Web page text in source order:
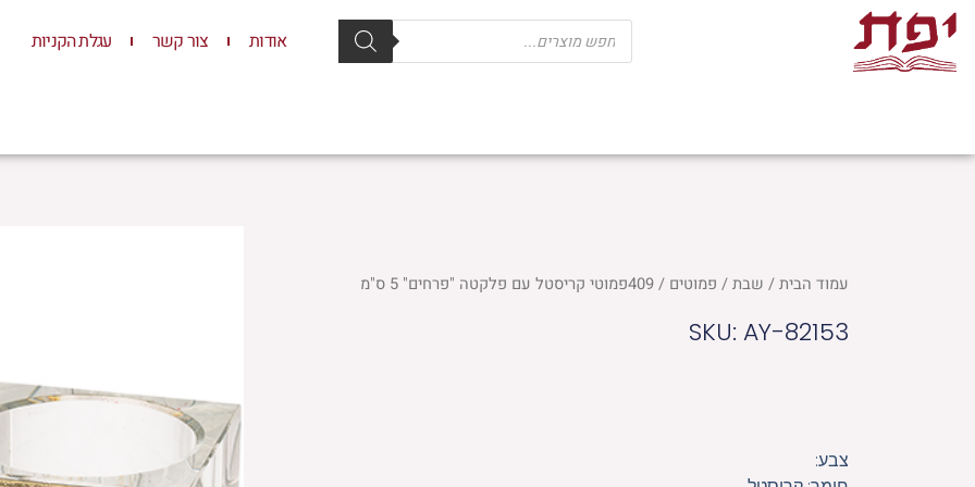
דילוג
לתוכן
Products
search אודות צור קשר עגלת הקניות
עמוד הבית/ שבת/ פמוטים / 409פמוטי קריסטל עם פלקטה "פרחים" 5 ס"מ
SKU: AY-82153
צבע: